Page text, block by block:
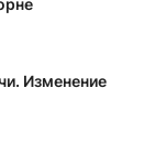
Изменение